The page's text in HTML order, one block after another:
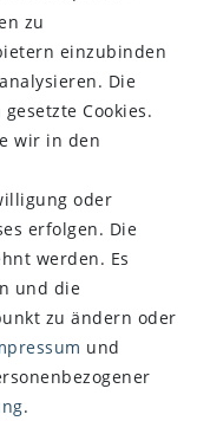
zu
einzubinden
Die
Cookies.
wir in den
oder
erfolgen. Die
werden. Es
und die
zu ändern oder
und
.